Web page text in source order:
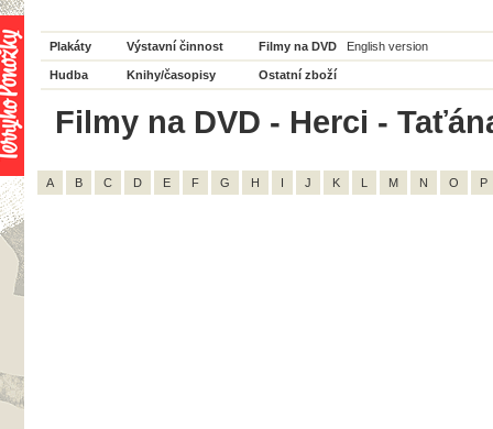
Plakáty Výstavní činnost Filmy na DVD English version
Hudba Knihy/časopisy Ostatní zboží
Filmy na DVD - Herci -
A B C D E F G H I J K L M N O P